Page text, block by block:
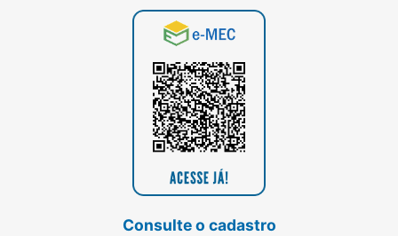
Consulte o cadastro